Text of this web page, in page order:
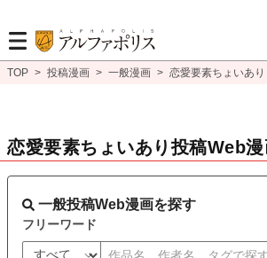
TOP > 投稿漫画 > 一般漫画 > 恋愛要素ちょいあり
恋愛要素ちょいあり投稿Web
一般投稿Web漫画を探す
フリーワード